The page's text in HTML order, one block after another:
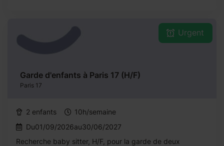
Garde d'enfants à Paris 17 (H/F)
Paris 17
Urgent
2 enfants
10h/semaine
Du01/09/2026au30/06/2027
Recherche baby sitter, H/F, pour la garde de deux